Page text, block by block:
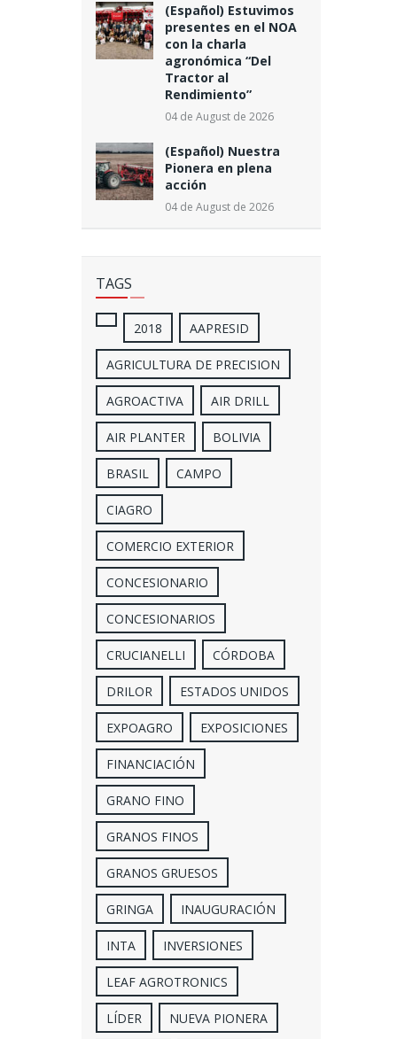
(Español) Estuvimos
presentes en el NOA
con la charla
agronómica “Del
Tractor al
Rendimiento”
04 de August de 2026
(Español) Nuestra
Pionera en plena
acción
04 de August de 2026
TAGS
2018 AAPRESID
AGRICULTURA DE PRECISION
AGROACTIVA AIR DRILL
AIR PLANTER BOLIVIA
BRASIL CAMPO
CIAGRO
COMERCIO EXTERIOR
CONCESIONARIO
CONCESIONARIOS
CRUCIANELLI CÓRDOBA
DRILOR ESTADOS UNIDOS
EXPOAGRO EXPOSICIONES
FINANCIACIÓN
GRANO FINO
GRANOS FINOS
GRANOS GRUESOS
GRINGA INAUGURACIÓN
INTA INVERSIONES
LEAF AGROTRONICS
LÍDER NUEVA PIONERA